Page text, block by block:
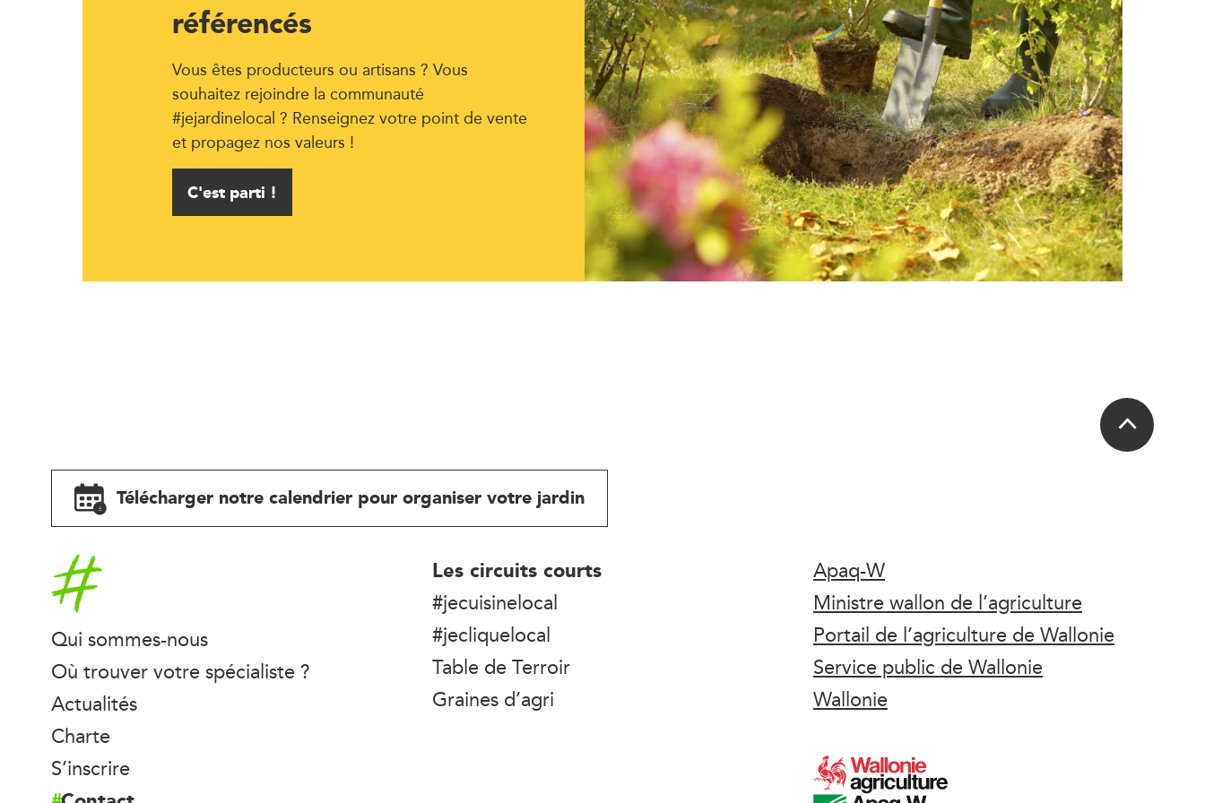
référencés
Vous êtes producteurs ou artisans ? Vous
souhaitez rejoindre la communauté
#jejardinelocal ? Renseignez votre point de vente
et propagez nos valeurs !
C'est parti !
Télécharger notre calendrier pour organiser votre jardin
Accueil
Qui sommes-nous
Où trouver votre spécialiste ?
Actualités
Charte
S’inscrire
Les circuits courts
#jecuisinelocal
#jecliquelocal
Table de Terroir
Graines d’agri
Apaq-W
Ministre wallon de l’agriculture
Portail de l’agriculture de Wallonie
Service public de Wallonie
Wallonie